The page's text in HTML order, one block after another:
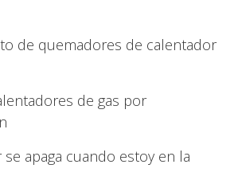
de quemadores de calentador
de gas por
se apaga cuando estoy en la